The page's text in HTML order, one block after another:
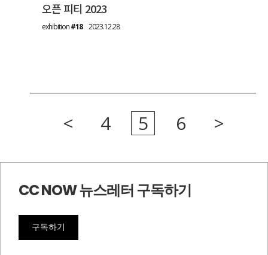
오픈 피티 2023
exhibition#182023.12.28
< 4 5 6 >
CC NOW 뉴스레터 구독하기
구독하기